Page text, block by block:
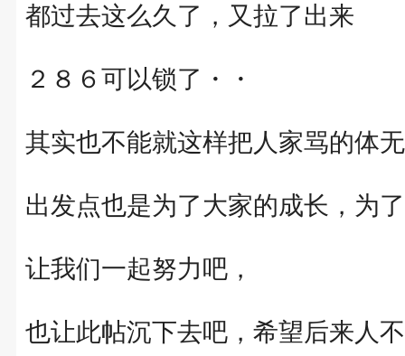
都过去这么久了，又拉了出来
２８６可以锁了・・
其实也不能就这样把人家骂的体
出发点也是为了大家的成长，为
让我们一起努力吧，
也让此帖沉下去吧，希望后来人